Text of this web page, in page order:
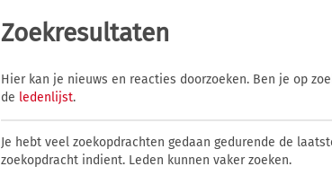
Zoekresultaten
Hier kan je nieuws en reacties doorzoeken. Ben je op
de ledenlijst.
Je hebt veel zoekopdrachten gedaan gedurende de
zoekopdracht indient. Leden kunnen vaker zoeken.